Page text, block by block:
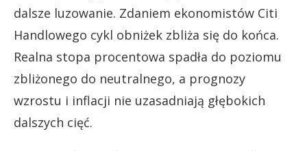
dalsze luzowanie. Zdaniem ekonomistów Citi
Handlowego cykl obniżek zbliża się do końca.
Realna stopa procentowa spadła do poziomu
zbliżonego do neutralnego, a prognozy
wzrostu i inflacji nie uzasadniają głębokich
dalszych cięć.